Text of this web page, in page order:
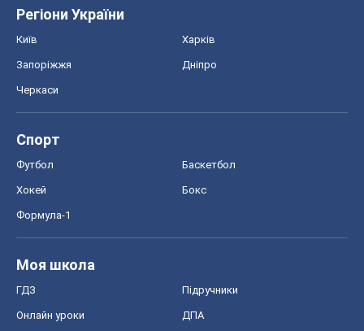
Регіони України
Київ Харків
Запоріжжя Дніпро
Черкаси
Спорт
Футбол Баскетбол
Хокей Бокс
Формула-1
Моя школа
ГДЗ Підручники
Онлайн уроки ДПА